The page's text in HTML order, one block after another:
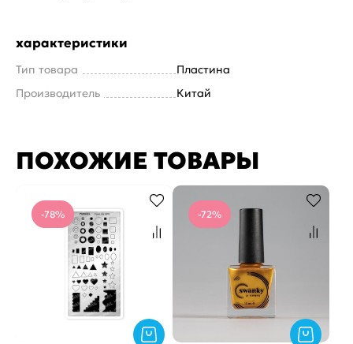
характеристики
Тип товара
Пластина
Производитель
Китай
ПОХОЖИЕ ТОВАРЫ
-78% -72%